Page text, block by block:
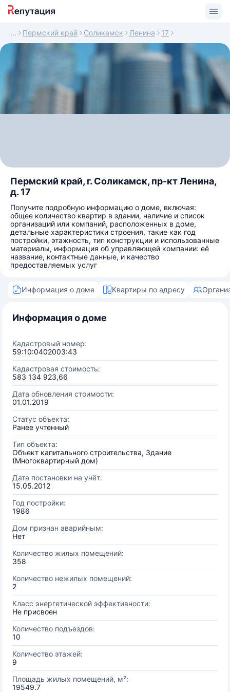
Пермский край Соликамск Ленина 17
Пермский край, г. Соликамск, пр-кт Ленина,
д. 17
Получите подробную информацию о доме, включая:
общее количество квартир в здании, наличие и список
организаций или компаний, расположенных в доме,
детальные характеристики строения, такие как год
постройки, этажность, тип конструкции и использованные
материалы, информация об управляющей компании: её
название, контактные данные, и качество
предоставляемых услуг
Информация о доме Квартиры по адресу
Информация о доме
Кадастровый номер:
59:10:0402003:43
Кадастровая стоимость:
583 134 923,66
Дата обновления стоимости:
01.01.2019
Статус объекта:
Ранее учтенный
Тип объекта:
Объект капитального строительства, Здание
(Многоквартирный дом)
Дата постановки на учёт:
15.05.2012
Год постройки:
1986
Дом признан аварийным:
Нет
Количество жилых помещений:
358
Количество нежилых помещений:
2
Класс энергетической эффективности:
Не присвоен
Количество подъездов:
10
Количество этажей:
9
Площадь жилых помещений, м²:
19549.7